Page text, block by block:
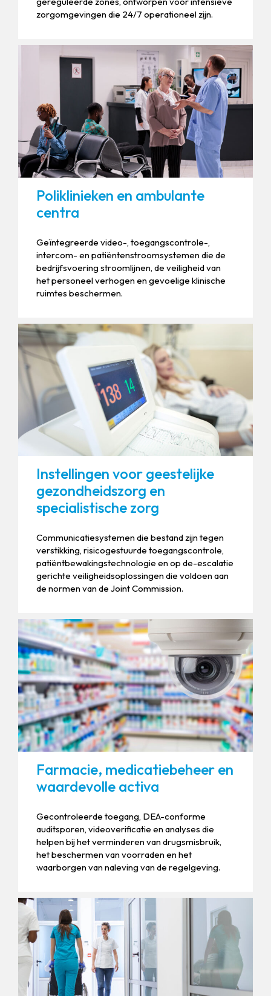
zorgomgevingen die 24/7 operationeel zijn.
Poliklinieken en ambulante
centra
Geïntegreerde video-, toegangscontrole-,
intercom- en patiëntenstroomsystemen die de
bedrijfsvoering stroomlijnen, de veiligheid van
het personeel verhogen en gevoelige klinische
ruimtes beschermen.
Instellingen voor geestelijke
gezondheidszorg en
specialistische zorg
Communicatiesystemen die bestand zijn tegen
verstikking, risicogestuurde toegangscontrole,
patiëntbewakingstechnologie en op de-escalatie
gerichte veiligheidsoplossingen die voldoen aan
de normen van de Joint Commission.
Farmacie, medicatiebeheer en
waardevolle activa
Gecontroleerde toegang, DEA-conforme
auditsporen, videoverificatie en analyses die
helpen bij het verminderen van drugsmisbruik,
het beschermen van voorraden en het
waarborgen van naleving van de regelgeving.